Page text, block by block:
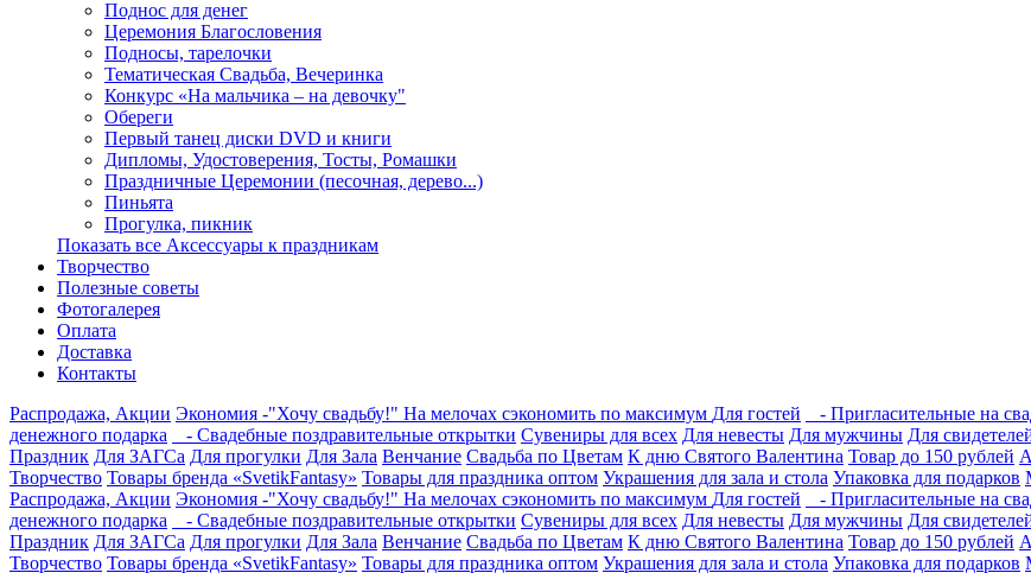
Поднос для денег
Церемония Благословения
Подносы, тарелочки
Тематическая Свадьба, Вечеринка
Конкурс «На мальчика – на девочку"
Обереги
Первый танец диски DVD и книги
Дипломы, Удостоверения, Тосты, Ромашки
Праздничные Церемонии (песочная, дерево...)
Пиньята
Прогулка, пикник
Показать все Аксессуары к праздникам
Творчество
Полезные советы
Фотогалерея
Оплата
Доставка
Контакты
Распродажа, Акции Экономия -"Хочу свадьбу!" На мелочах сэкономить по максимум Для гостей - Пригласительные на
денежного подарка
- Свадебные поздравительные открытки Сувениры для всех Для невесты Для мужчины Для
Праздник Для ЗАГСа Для прогулки Для Зала Венчание Свадьба по Цветам К дню Святого Валентина Товар до 150 рублей
Творчество Товары бренда «SvetikFantasy» Товары для праздника оптом Украшения для зала и стола Упаковка для подарков
Распродажа, Акции Экономия -"Хочу свадьбу!" На мелочах сэкономить по максимум Для гостей - Пригласительные на
денежного подарка
- Свадебные поздравительные открытки Сувениры для всех Для невесты Для мужчины Для
Праздник Для ЗАГСа Для прогулки Для Зала Венчание Свадьба по Цветам К дню Святого Валентина Товар до 150 рублей
Творчество Товары бренда «SvetikFantasy» Товары для праздника оптом Украшения для зала и стола Упаковка для подарков